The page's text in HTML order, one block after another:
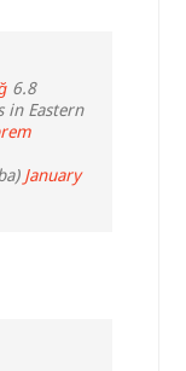
6.8
Eastern
January